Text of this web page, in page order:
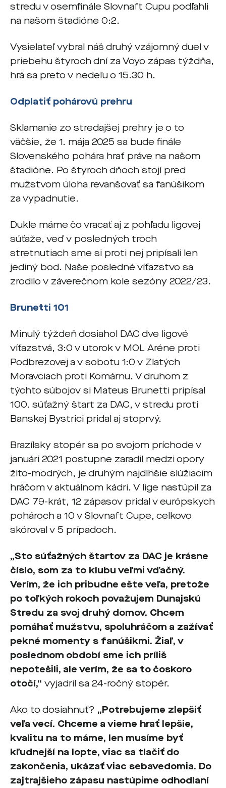
stredu v osemfinále Slovnaft Cupu podľahli
na našom štadióne 0:2.
Vysielateľ vybral náš druhý vzájomný duel v
priebehu štyroch dní za Voyo zápas týždňa,
hrá sa preto v nedeľu o 15.30 h.
Odplatiť pohárovú prehru
Sklamanie zo stredajšej prehry je o to
väčšie, že 1. mája 2025 sa bude finále
Slovenského pohára hrať práve na našom
štadióne. Po štyroch dňoch stojí pred
mužstvom úloha revanšovať sa fanúšikom
za vypadnutie.
Dukle máme čo vracať aj z pohľadu ligovej
súťaže, veď v posledných troch
stretnutiach sme si proti nej pripísali len
jediný bod. Naše posledné víťazstvo sa
zrodilo v záverečnom kole sezóny 2022/23.
Brunetti 101
Minulý týždeň dosiahol DAC dve ligové
víťazstvá, 3:0 v utorok v MOL Aréne proti
Podbrezovej a v sobotu 1:0 v Zlatých
Moravciach proti Komárnu. V druhom z
týchto súbojov si Mateus Brunetti pripísal
100. súťažný štart za DAC, v stredu proti
Banskej Bystrici pridal aj stoprvý.
Brazílsky stopér sa po svojom príchode v
januári 2021 postupne zaradil medzi opory
žlto-modrých, je druhým najdlhšie slúžiacim
hráčom v aktuálnom kádri. V lige nastúpil za
DAC 79-krát, 12 zápasov pridal v európskych
pohároch a 10 v Slovnaft Cupe, celkovo
skóroval v 5 prípadoch.
„Sto súťažných štartov za DAC je krásne
číslo, som za to klubu veľmi vďačný.
Verím, že ich pribudne ešte veľa, pretože
po toľkých rokoch považujem Dunajskú
Stredu za svoj druhý domov. Chcem
pomáhať mužstvu, spoluhráčom a zažívať
pekné momenty s fanúšikmi. Žiaľ, v
poslednom období sme ich príliš
nepotešili, ale verím, že sa to čoskoro
otočí,“ vyjadril sa 24-ročný stopér.
Ako to dosiahnuť? „Potrebujeme zlepšiť
veľa vecí. Chceme a vieme hrať lepšie,
kvalitu na to máme, len musíme byť
kľudnejší na lopte, viac sa tlačiť do
zakončenia, ukázať viac sebavedomia. Do
zajtrajšieho zápasu nastúpime odhodlaní